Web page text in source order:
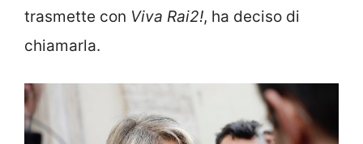
trasmette con Viva Rai2!, ha deciso di
chiamarla.